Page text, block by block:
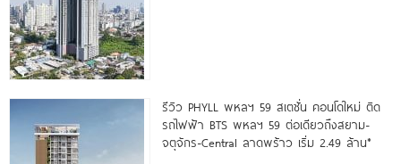
รีวิว PHYLL พหลฯ 59 สเตชั่น คอนโดใหม่ ติด
รถไฟฟ้า BTS พหลฯ 59 ต่อเดียวถึงสยาม-
จตุจักร-Central ลาดพร้าว เริ่ม 2.49 ล้าน*